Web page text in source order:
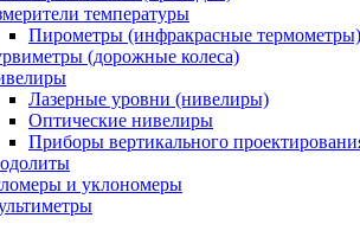
температуры
Пирометры (инфракрасные термометры)
(дорожные колеса)
Лазерные уровни (нивелиры)
Оптические нивелиры
Приборы вертикального
и уклономеры